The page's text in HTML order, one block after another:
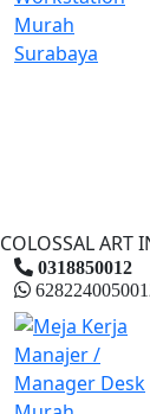
COLOSSAL ART
0318850012